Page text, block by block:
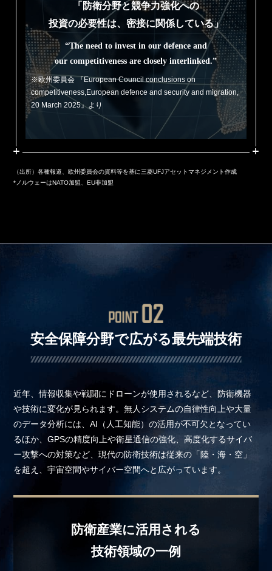
「防衛分野と競争力強化への
投資の必要性は、密接に関係している」
“The need to invest in our defence and
our competitiveness are closely interlinked.”
※欧州委員会 『European Council conclusions on
competitiveness,European defence and security and migration,
20 March 2025』より
（出所）各種報道、欧州委員会の資料等を基に三菱UFJアセットマネジメント作成
*ノルウェーはNATO加盟、EU非加盟
安全保障分野で広がる最先端技術
近年、情報収集や戦闘にドローンが使用されるなど、防衛機器
や技術に変化が見られます。無人システムの自律性向上や大量
のデータ分析には、AI（人工知能）の活用が不可欠となってい
るほか、GPSの精度向上や衛星通信の強化、高度化するサイバ
ー攻撃への対策など、現代の防衛技術は従来の「陸・海・空」
を超え、宇宙空間やサイバー空間へと広がっています。
防衛産業に活用される
技術領域の一例